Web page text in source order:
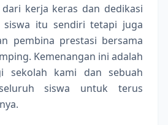
kerja keras dan dedikasi
itu sendiri tetapi juga
pembina prestasi bersama
Kemenangan ini adalah
sekolah kami dan sebuah
siswa untuk terus